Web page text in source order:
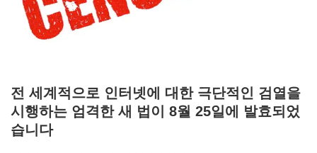
전 세계적으로 인터넷에 대한 극단적인 검열을
시행하는 엄격한 새 법이 8월 25일에 발효되었
습니다